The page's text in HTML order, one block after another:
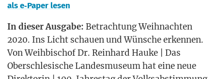
als e‑Paper lesen
In die­ser Aus­ga­be: Betrach­tung Weih­nach­ten
2020. Ins Licht schau­en und Wün­sche erken­nen.
Von Weih­bi­schof Dr. Rein­hard Hau­ke | Das
Ober­schle­si­sche Lan­des­mu­se­um hat eine neue